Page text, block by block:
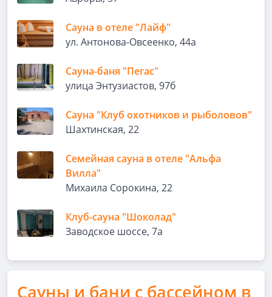
Сауна в отеле "Лайф"
ул. Антонова-Овсеенко, 44а
Сауна-баня "Пегас"
улица Энтузиастов, 97б
Сауна "Клуб охотников и рыболовов"
Шахтинская, 22
Семейная сауна в отеле "Альфа
Вилла"
Михаила Сорокина, 22
Клуб-сауна "Шоколад"
Заводское шоссе, 7а
Сауны и бани с бассейном в